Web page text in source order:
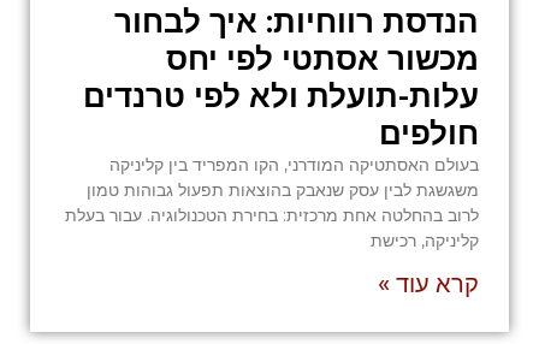
הנדסת רווחיות: איך לבחור
מכשור אסתטי לפי יחס
עלות-תועלת ולא לפי טרנדים
חולפים
בעולם האסתטיקה המודרני, הקו המפריד בין קליניקה
משגשגת לבין עסק שנאבק בהוצאות תפעול גבוהות טמון
לרוב בהחלטה אחת מרכזית: בחירת הטכנולוגיה. עבור בעלת
קליניקה, רכישת
קרא עוד »